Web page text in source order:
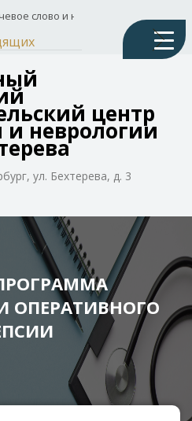
центр
неврологии
ул. Бехтерева, д. 3
ОПЕРАТИВНОГО